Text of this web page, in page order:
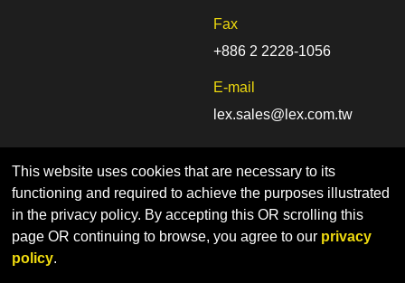
Fax
+886 2 2228-1056
E-mail
lex.sales@lex.com.tw
Home Sitemap
Privacy Policy
This website uses cookies that are necessary to its
functioning and required to achieve the purposes illustrated
in the privacy policy. By accepting this OR scrolling this
page OR continuing to browse, you agree to our privacy
policy.